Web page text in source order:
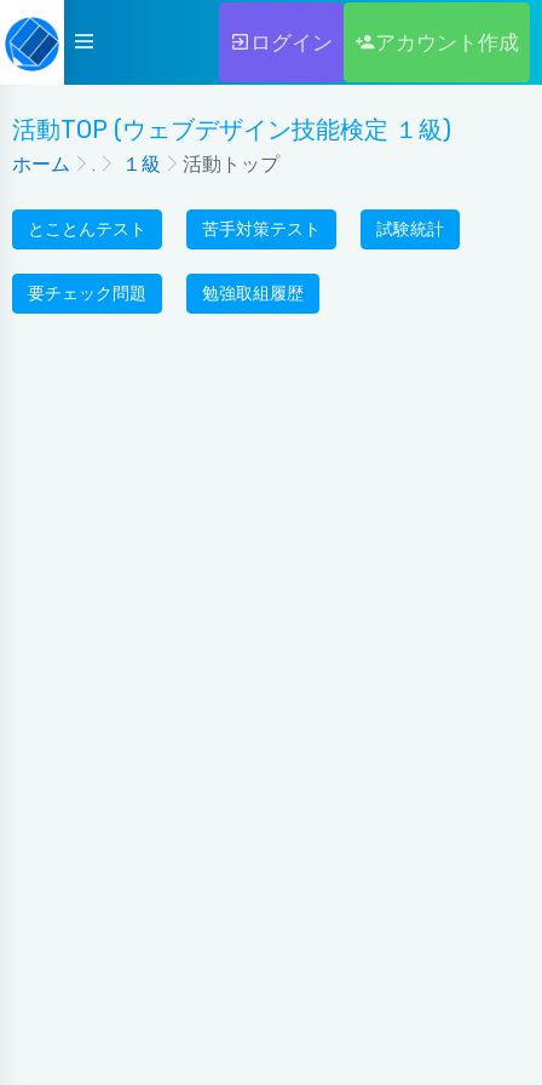
ログイン アカウント作成
活動TOP (ウェブデザイン技能検定 １級)
ホーム . １級 活動トップ
とことんテスト 苦手対策テスト 試験統計
要チェック問題 勉強取組履歴